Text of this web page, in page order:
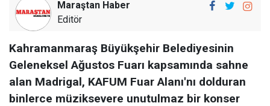
Maraştan Haber
Editör
Kahramanmaraş Büyükşehir Belediyesinin
Geleneksel Ağustos Fuarı kapsamında sahne
alan Madrigal, KAFUM Fuar Alanı'nı dolduran
binlerce müziksevere unutulmaz bir konser